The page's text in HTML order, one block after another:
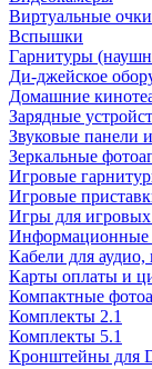
Виртуальные очки
Вспышки
Гарнитуры
Ди-джейское
Домашние
Зарядные
Звуковые панели
Зеркальные
Игровые
Игровые
Игры для игровых
Информационные
Кабели для аудио,
Карты оплаты и
Компактные
Комплекты 2.1
Комплекты 5.1
Кронштейны для